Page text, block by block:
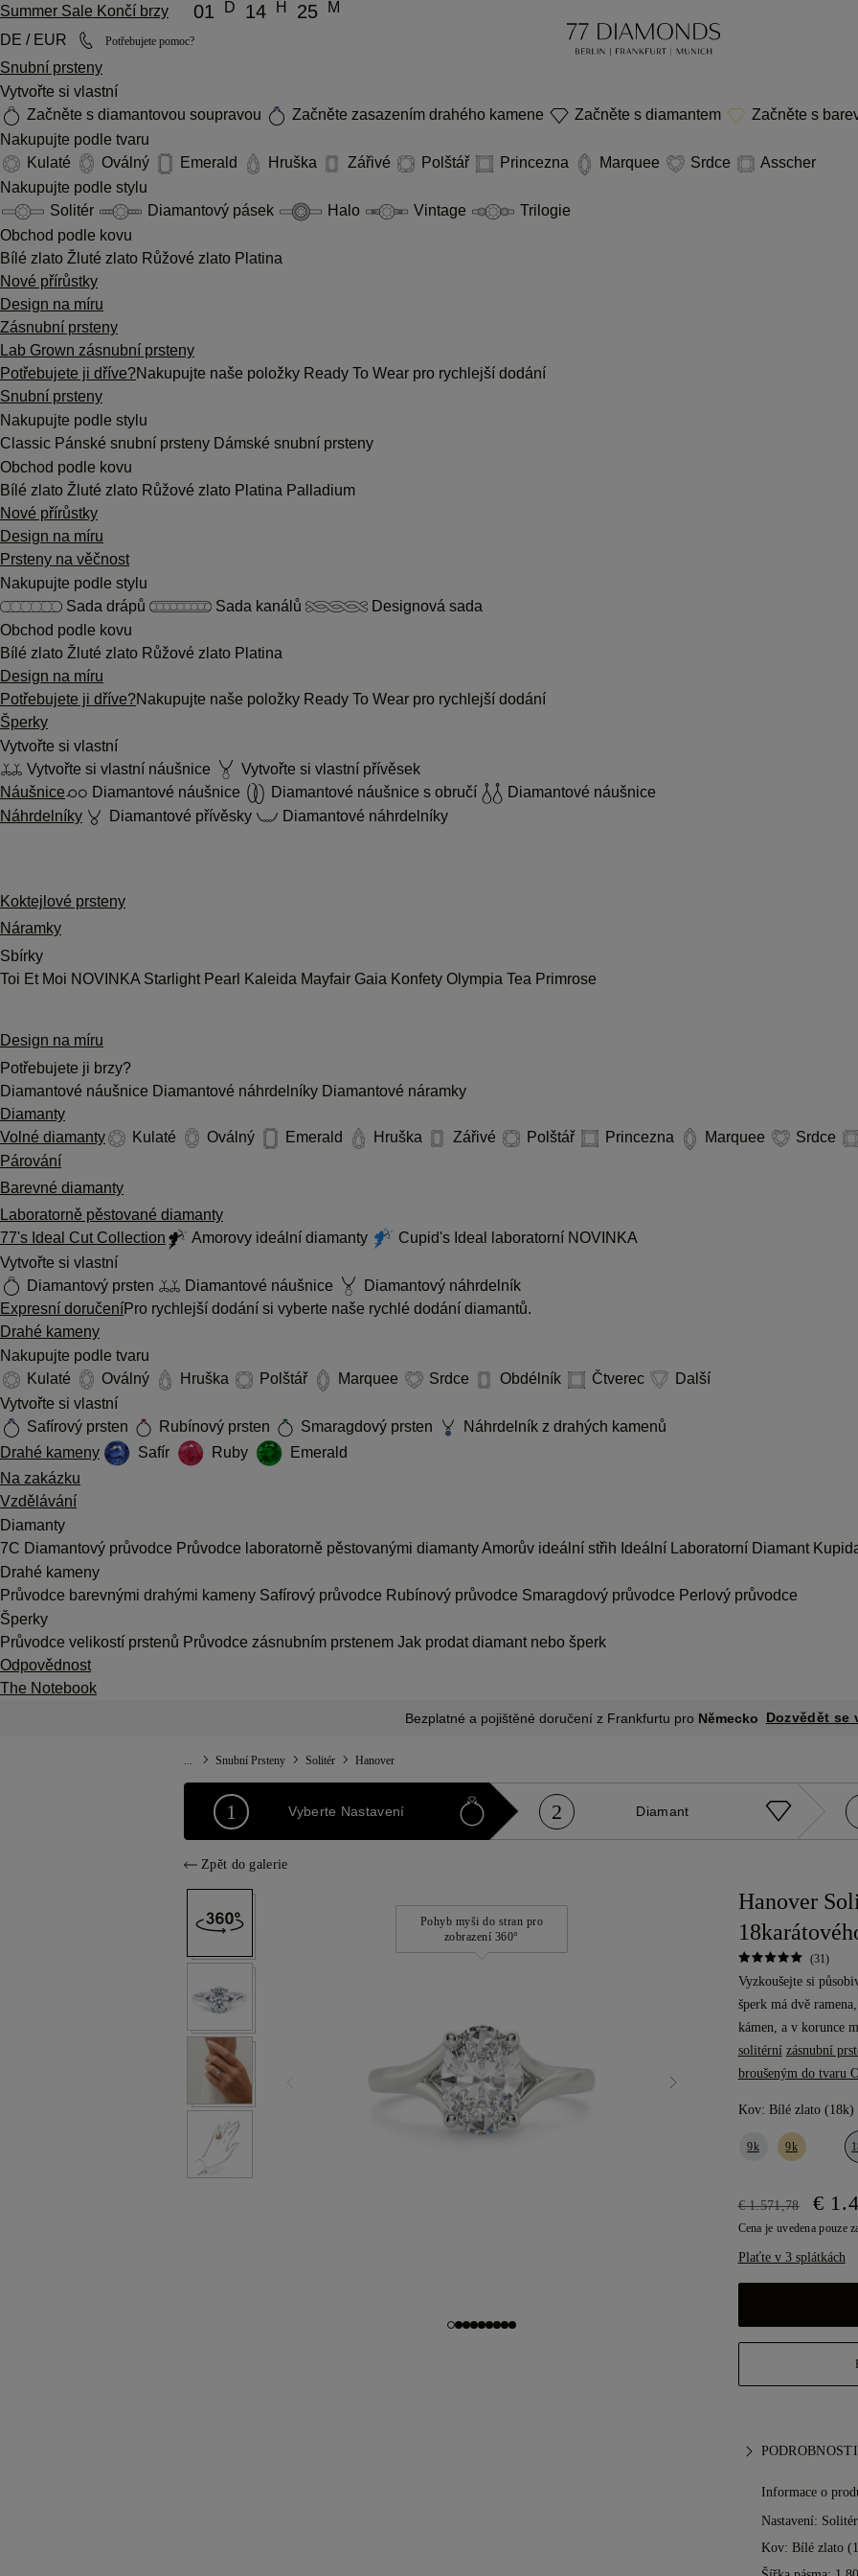
Summer Sale Končí brzy 01 D 14 H 25
M
DE / EUR
Potřebujete pomoc?
Snubní prsteny
Vytvořte si vlastní
Začněte s diamantovou soupravou
Začněte zasazením drahého kamene Začněte s diamantem
Začněte s
Nakupujte podle tvaru
Kulaté
Oválný Emerald Hruška Zářivé Polštář Princezna Marquee Srdce
Asscher
Nakupujte podle stylu
Solitér
Diamantový pásek Halo Vintage
Trilogie
Obchod podle kovu
Bílé zlato Žluté zlato Růžové zlato Platina
Nové přírůstky
Design na míru
Zásnubní prsteny
Lab Grown zásnubní prsteny
Potřebujete ji dříve?Nakupujte naše položky Ready To Wear pro rychlejší dodání
Snubní prsteny
Nakupujte podle stylu
Classic Pánské snubní prsteny Dámské snubní prsteny
Obchod podle kovu
Bílé zlato Žluté zlato Růžové zlato Platina Palladium
Nové přírůstky
Design na míru
Prsteny na věčnost
Nakupujte podle stylu
Sada drápů
Sada kanálů
Designová sada
Obchod podle kovu
Bílé zlato Žluté zlato Růžové zlato Platina
Design na míru
Potřebujete ji dříve?Nakupujte naše položky Ready To Wear pro rychlejší dodání
Šperky
Vytvořte si vlastní
Vytvořte si vlastní náušnice
Vytvořte si vlastní přívěsek
Náušnice
Diamantové náušnice Diamantové náušnice s obručí
Diamantové náušnice
Náhrdelníky
Diamantové přívěsky Diamantové náhrdelníky
Koktejlové prsteny
Náramky
Sbírky
Toi Et Moi NOVINKA Starlight Pearl Kaleida Mayfair Gaia Konfety Olympia Tea Primrose
Design na míru
Potřebujete ji brzy?
Diamantové náušnice Diamantové náhrdelníky Diamantové náramky
Diamanty
Volné diamanty
Kulaté Oválný Emerald Hruška Zářivé Polštář Princezna Marquee
Srdce
Párování
Barevné diamanty
Laboratorně pěstované diamanty
77's Ideal Cut Collection
Amorovy ideální diamanty Cupid's Ideal laboratorní NOVINKA
Vytvořte si vlastní
Diamantový prsten
Diamantové náušnice
Diamantový náhrdelník
Expresní doručeníPro rychlejší dodání si vyberte naše rychlé dodání diamantů.
Drahé kameny
Nakupujte podle tvaru
Kulaté
Oválný Hruška Polštář Marquee Srdce Obdélník Čtverec
Další
Vytvořte si vlastní
Safírový prsten
Rubínový prsten Smaragdový prsten
Náhrdelník z drahých kamenů
Drahé kameny
Safír Ruby
Emerald
Na zakázku
Vzdělávání
Diamanty
7C Diamantový průvodce Průvodce laboratorně pěstovanými diamantyAmorův ideální střih Ideální Laboratorní Diamant
Drahé kameny
Průvodce barevnými drahými kameny Safírový průvodce Rubínový průvodce Smaragdový průvodce Perlový průvodce
Šperky
Průvodce velikostí prstenů Průvodce zásnubním prstenem Jak prodat diamant nebo šperk
Odpovědnost
The Notebook
Bezplatné a pojištěné doručení z Frankfurtu pro Německo Dozvědět se
Snubní Prsteny Solitér Hanover
1 Vyberte Nastavení 2 Diamant
Zpět do galerie
Pohyb myši do stran pro
zobrazení 360°
Hanover
(31)
Vyzkoušejte si
šperk má dvě
kámen, a v korunce
solitérní zásnubní
broušeným do tvaru
Kov: Bílé zlato (18k)
9k 9k
€ 1.571,78 €
Cena je uvedena pouze
Plaťte v 3 splátkách
Informace o
Nastavení: Solitér
Kov: Bílé zlato